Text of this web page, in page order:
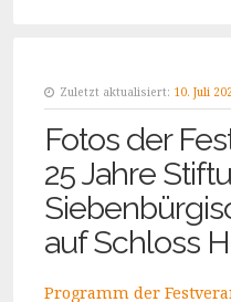
Zuletzt aktualisiert: 10. Juli
Fotos der
25 Jahre
auf Schloss
Programm der